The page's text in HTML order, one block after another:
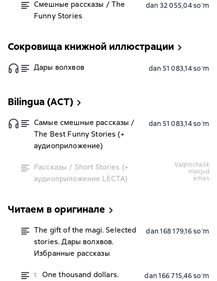
Смешные рассказы / The
Funny Stories
dan 32 055,04 soʻm
Сокровища книжной иллюстрации
Дары волхвов dan 51 083,14 soʻm
Bilingua (АСТ)
Самые смешные рассказы /
The Best Funny Stories (+
аудиоприложение)
dan 51 083,14 soʻm
Рассказы / Short Stories (+
аудиоприложение LECTA)
vaqtinchalik
mavjud
emas
Читаем в оригинале
The gift of the magi. Selected
stories. Дары волхвов.
Избранные рассказы
dan 168 179,16 soʻm
1.
One thousand dollars.
dan 166 715,46 soʻm